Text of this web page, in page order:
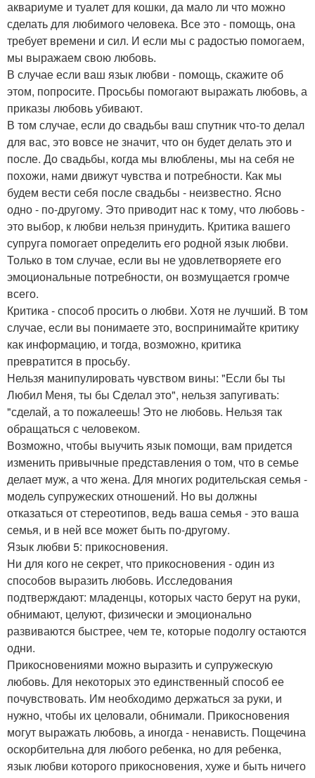
аквариуме и туалет для кошки, да мало ли что можно
сделать для любимого человека. Все это - помощь, она
требует времени и сил. И если мы с радостью помогаем,
мы выражаем свою любовь.
В случае если ваш язык любви - помощь, скажите об
этом, попросите. Просьбы помогают выражать любовь, а
приказы любовь убивают.
В том случае, если до свадьбы ваш спутник что-то делал
для вас, это вовсе не значит, что он будет делать это и
после. До свадьбы, когда мы влюблены, мы на себя не
похожи, нами движут чувства и потребности. Как мы
будем вести себя после свадьбы - неизвестно. Ясно
одно - по-другому. Это приводит нас к тому, что любовь -
это выбор, к любви нельзя принудить. Критика вашего
супруга помогает определить его родной язык любви.
Только в том случае, если вы не удовлетворяете его
эмоциональные потребности, он возмущается громче
всего.
Критика - способ просить о любви. Хотя не лучший. В том
случае, если вы понимаете это, воспринимайте критику
как информацию, и тогда, возможно, критика
превратится в просьбу.
Нельзя манипулировать чувством вины: "Если бы ты
Любил Меня, ты бы Сделал это", нельзя запугивать:
"сделай, а то пожалеешь! Это не любовь. Нельзя так
обращаться с человеком.
Возможно, чтобы выучить язык помощи, вам придется
изменить привычные представления о том, что в семье
делает муж, а что жена. Для многих родительская семья -
модель супружеских отношений. Но вы должны
отказаться от стереотипов, ведь ваша семья - это ваша
семья, и в ней все может быть по-другому.
Язык любви 5: прикосновения.
Ни для кого не секрет, что прикосновения - один из
способов выразить любовь. Исследования
подтверждают: младенцы, которых часто берут на руки,
обнимают, целуют, физически и эмоционально
развиваются быстрее, чем те, которые подолгу остаются
одни.
Прикосновениями можно выразить и супружескую
любовь. Для некоторых это единственный способ ее
почувствовать. Им необходимо держаться за руки, и
нужно, чтобы их целовали, обнимали. Прикосновения
могут выражать любовь, а иногда - ненависть. Пощечина
оскорбительна для любого ребенка, но для ребенка,
язык любви которого прикосновения, хуже и быть ничего